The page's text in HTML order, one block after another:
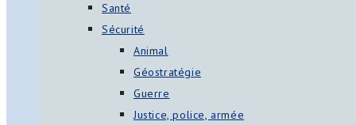
Santé
Sécurité
Animal
Géostratégie
Guerre
Justice, police, armée